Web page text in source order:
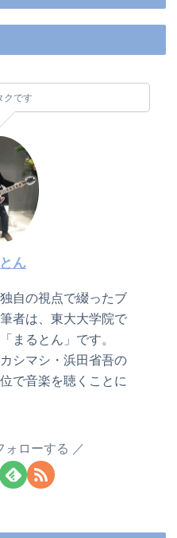
クです
ん
自の視点で綴ったブ
者は、東大大学院で
まるとん」です。
シマシ・浜田省吾の
で音楽を聴くことに
ォローする